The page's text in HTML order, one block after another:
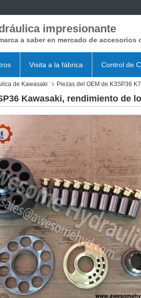
impresionante
a saber en mercado de accesorios
Visita a la fábrica Control de
de Kawasaki Piezas del OEM de K3SP36
Kawasaki, rendimiento de